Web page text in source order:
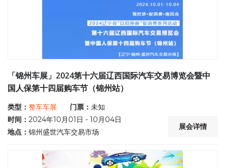
「锦州车展」2024第十六届辽西国际汽车交易博览会暨中
国人保第十四届购车节（锦州站）
类型： 整车车展 门票： 未知
时间： 2024年10月01日 - 10月04日
地点： 锦州盛世汽车交易市场
展会详情